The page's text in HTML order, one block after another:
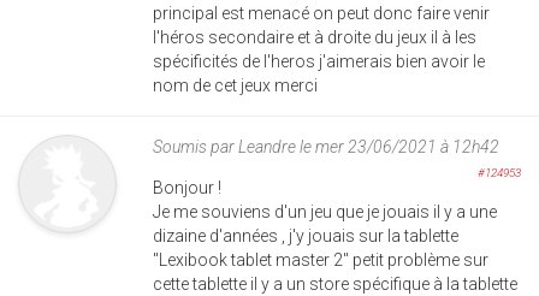
principal est menacé on peut donc faire venir
l'héros secondaire et à droite du jeux il à les
spécificités de l'heros j'aimerais bien avoir le
nom de cet jeux merci
Soumis parLeandrele mer 23/06/2021 à 12h42
#124953
Bonjour !
Je me souviens d'un jeu que je jouais il y a une
dizaine d'années , j'y jouais sur la tablette
"Lexibook tablet master 2" petit problème sur
cette tablette il y a un store spécifique à la tablette